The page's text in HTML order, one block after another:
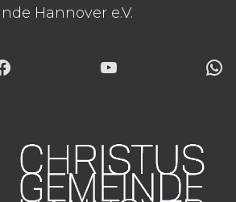
Hannover e.V.